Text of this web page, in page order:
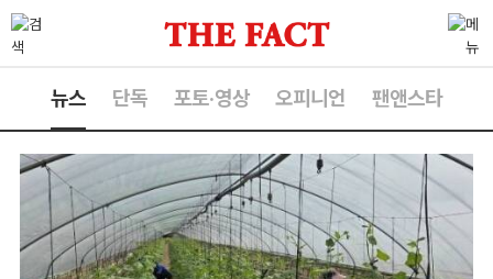
뉴스 단독 포토·영상 오피니언 팬앤스타